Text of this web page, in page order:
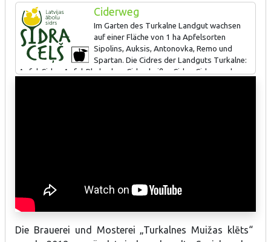
Ciderweg
Im Garten des Turkalne Landgut wachsen
auf einer Fläche von 1 ha Apfelsorten
Sipolins, Auksis, Antonovka, Remo und
Spartan. Die Cidres der Landguts Turkalne:
Apfel-Cidre, Apfel-Rhabarber-Cidre, heißer Cidre. Cidre- und
Die Brauerei und Mosterei „Turkalnes Muižas klēts“